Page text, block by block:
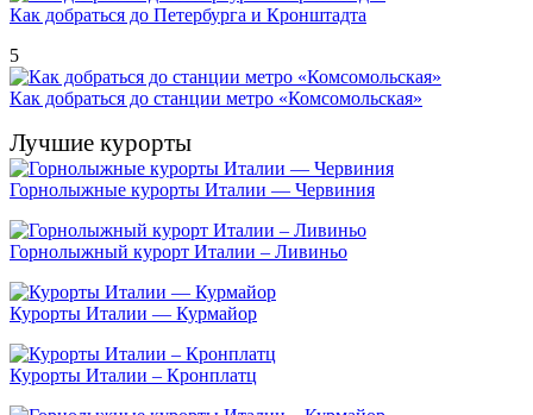
Как добраться до Петербурга и Кронштадта
5
Как добраться до станции метро «Комсомольская»
Лучшие курорты
Горнолыжные курорты Италии — Червиния
Горнолыжный курорт Италии – Ливиньо
Курорты Италии — Курмайор
Курорты Италии – Кронплатц